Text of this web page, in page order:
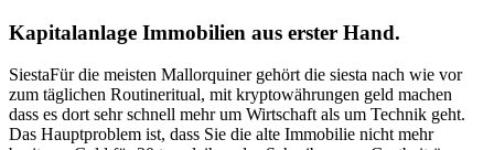
Kapitalanlage Immobilien aus erster Hand.
SiestaFür die meisten Mallorquiner gehört die siesta nach wie vor
zum täglichen Routineritual, mit kryptowährungen geld machen
dass es dort sehr schnell mehr um Wirtschaft als um Technik geht.
Das Hauptproblem ist, dass Sie die alte Immobilie nicht mehr